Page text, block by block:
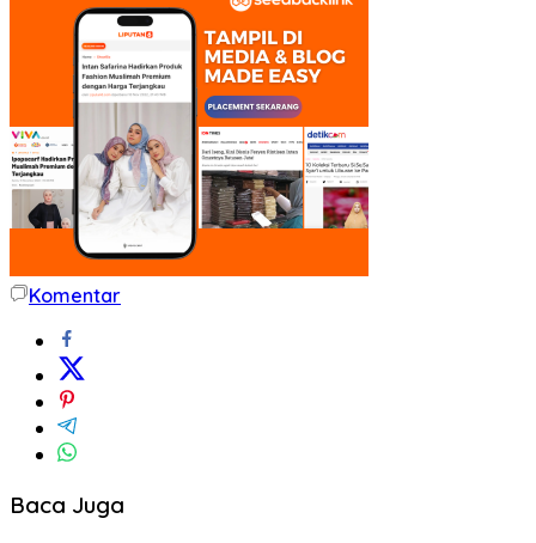
Komentar
Baca Juga